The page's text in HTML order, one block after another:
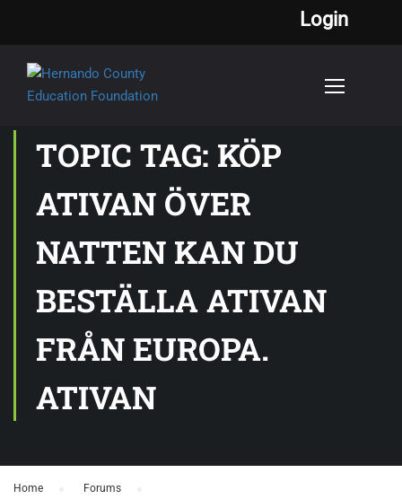
Login
TOPIC TAG: KÖP
ATIVAN ÖVER
NATTEN KAN DU
BESTÄLLA ATIVAN
FRÅN EUROPA.
ATIVAN
Home Forums